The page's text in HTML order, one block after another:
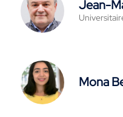
Jean-
Mona